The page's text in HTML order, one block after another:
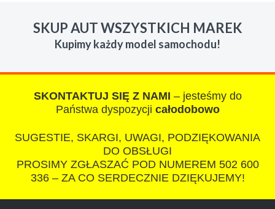
roznym stanie i roznym wieku, za kazdym
razem z laweta ten sam przesympatyczny,
czlowiek. Doradzil telefonicznie, zaproponowal
rozsadna cene i od reki zalatwil sprawe. Jesli
nie chcecie natknac sie na spaslych
polecam s-car.pl
SKUP AUT WSZYSTKICH MAREK
Kupimy każdy model samochodu!
SKONTAKTUJ SIĘ Z NAMI – jesteśmy do
Państwa dyspozycji całodobowo
SUGESTIE, SKARGI, UWAGI, PODZIĘKOWANIA
DO OBSŁUGI
PROSIMY ZGŁASZAĆ POD NUMEREM 502 600
336 – ZA CO SERDECZNIE DZIĘKUJEMY!